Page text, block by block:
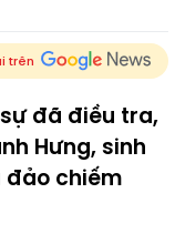
trên
đã điều tra,
Hưng, sinh
đảo chiếm